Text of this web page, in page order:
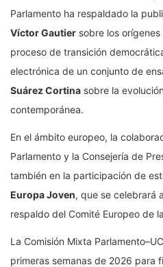
Parlamento ha respaldado la
Víctor Gautier sobre los
proceso de transición
electrónica de un conjunto de
Suárez Cortina sobre la
contemporánea.
En el ámbito europeo, la
Parlamento y la Consejería de
también en la participación de
Europa Joven, que se celebrará
respaldo del Comité Europeo de
La Comisión Mixta
primeras semanas de 2026 para